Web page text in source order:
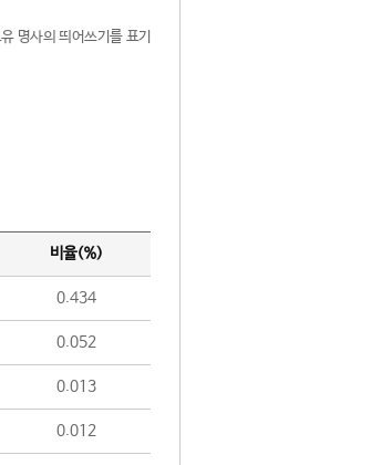
명사의 띄어쓰기를 표기
비율(%)
0.434
0.052
0.013
0.012